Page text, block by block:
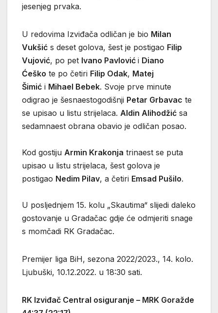
jesenjeg prvaka.
U redovima Izviđača odličan je bio Milan
Vukšić s deset golova, šest je postigao Filip
Vujović, po pet Ivano Pavlović i Diano
Ćeško te po četiri Filip Odak, Matej
Šimić i Mihael Bebek. Svoje prve minute
odigrao je šesnaestogodišnji Petar Grbavac te
se upisao u listu strijelaca. Aldin Alihodžić sa
sedamnaest obrana obavio je odličan posao.
Kod gostiju Armin Krakonja trinaest se puta
upisao u listu strijelaca, šest golova je
postigao Nedim Pilav, a četiri Emsad Pušilo.
U posljednjem 15. kolu „Skautima“ slijedi daleko
gostovanje u Gradačac gdje će odmjeriti snage
s momčadi RK Gradačac.
Premijer liga BiH, sezona 2022/2023., 14. kolo.
Ljubuški, 10.12.2022. u 18:30 sati.
RK Izviđač Central osiguranje – MRK Goražde